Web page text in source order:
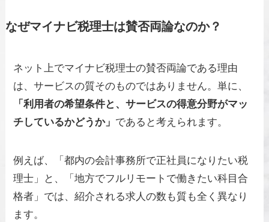
なぜマイナビ税理士は賛否両論なのか？
ネット上でマイナビ税理士の賛否両論である理由
は、サービスの質そのものではありません。単に、
「利用者の希望条件と、サービスの得意分野がマッ
チしているかどうか」 であると考えられます。
例えば、「都内の会計事務所で正社員になりたい税
理士」と、「地方でフルリモートで働きたい科目合
格者」では、紹介される求人の数も質も全く異なり
ます。